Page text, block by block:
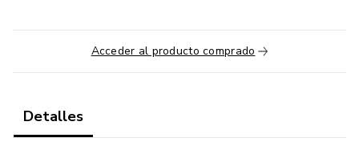
alcanzar tus objetivos personales. ¡Nunca ha sido tan fácil y
divertido ponerse en forma! Sumérgete en un viaje
apasionante a través de módulos repletos de información
formato visualmente atractivo y fácil de asimilar.
Aprenderás cómo la actividad física beneficia a todas las
Acceder al producto comprado
Detalles